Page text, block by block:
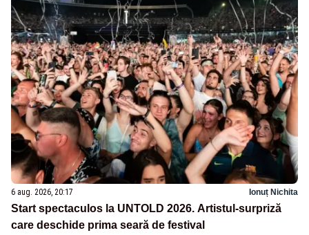
6 aug. 2026, 20:17 Ionuț Nichita
Start spectaculos la UNTOLD 2026. Artistul-surpriză
care deschide prima seară de festival